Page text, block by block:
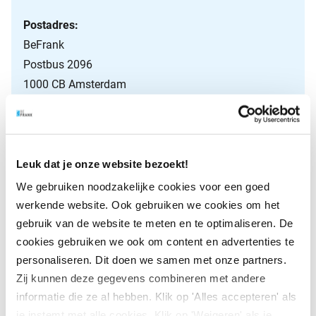
Leuk dat je onze website bezoekt!
We gebruiken noodzakelijke cookies voor een goed
werkende website. Ook gebruiken we cookies om het
gebruik van de website te meten en te optimaliseren. De
cookies gebruiken we ook om content en advertenties te
personaliseren. Dit doen we samen met onze partners.
Zij kunnen deze gegevens combineren met andere
informatie die ze al hebben. Klik op 'Alles accepteren' als
Postadres:
BeFrank
Postbus 2096
1000 CB Amsterdam
Contactformulier
Ik ben een:
Werknemer
Werkgever
Adviseur
Naam (Vereist)